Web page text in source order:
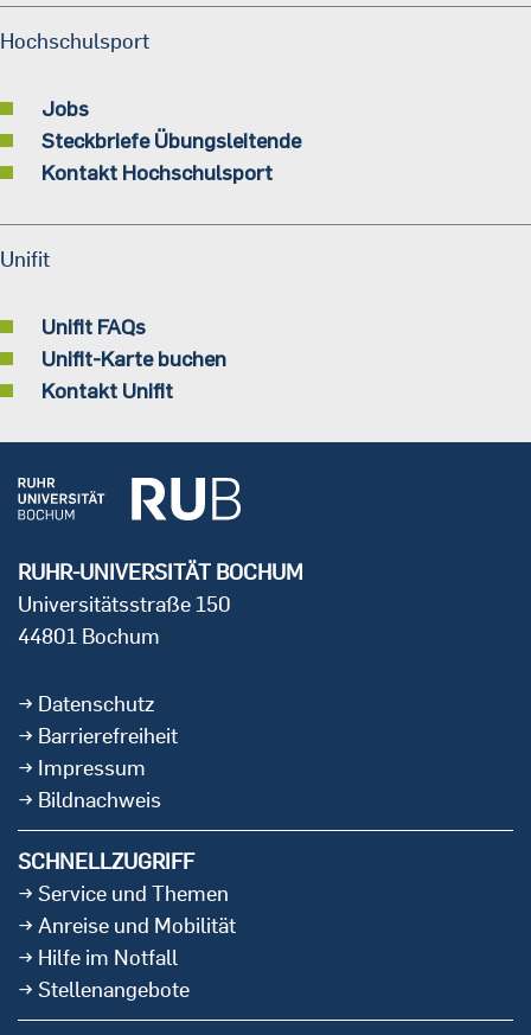
Hochschulsport
Jobs
Steckbriefe Übungsleitende
Kontakt Hochschulsport
Unifit
Unifit FAQs
Unifit-Karte buchen
Kontakt Unifit
RUHR-UNIVERSITÄT BOCHUM
Universitätsstraße 150
44801 Bochum
Datenschutz
Barrierefreiheit
Impressum
Bildnachweis
SCHNELLZUGRIFF
Service und Themen
Anreise und Mobilität
Hilfe im Notfall
Stellenangebote